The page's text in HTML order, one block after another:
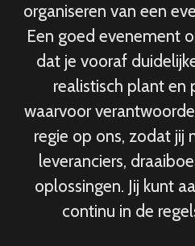
organiseren van een
Een goed evenement
dat je vooraf
realistisch plant en
waarvoor
regie op ons, zodat jij
leveranciers,
oplossingen. Jij kunt
continu in de